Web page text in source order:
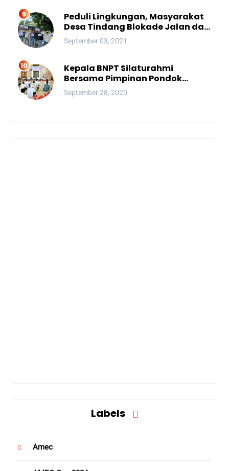
Peduli Lingkungan, Masyarakat
Desa Tindang Blokade Jalan dan
Lokasi Tambang
September 03, 2021
Kepala BNPT Silaturahmi
Bersama Pimpinan Pondok
Pesantren Se-Sulsel
September 28, 2020
Labels
Amec